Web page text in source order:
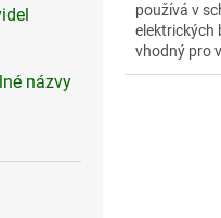
názvy
používá v
elektrických
vhodný pro